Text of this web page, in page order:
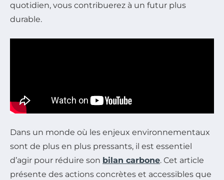
quotidien, vous contribuerez à un futur plus
durable.
Dans un monde où les enjeux environnementaux
sont de plus en plus pressants, il est essentiel
d’agir pour réduire son bilan carbone. Cet article
présente des actions concrètes et accessibles que